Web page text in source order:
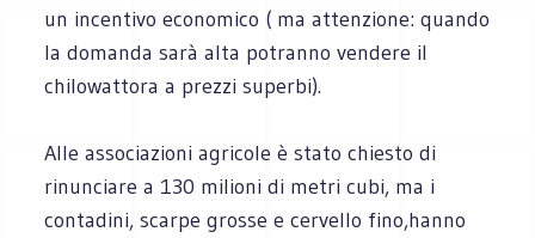
un incentivo economico ( ma attenzione: quando
la domanda sarà alta potranno vendere il
chilowattora a prezzi superbi).
Alle associazioni agricole è stato chiesto di
rinunciare a 130 milioni di metri cubi, ma i
contadini, scarpe grosse e cervello fino,hanno